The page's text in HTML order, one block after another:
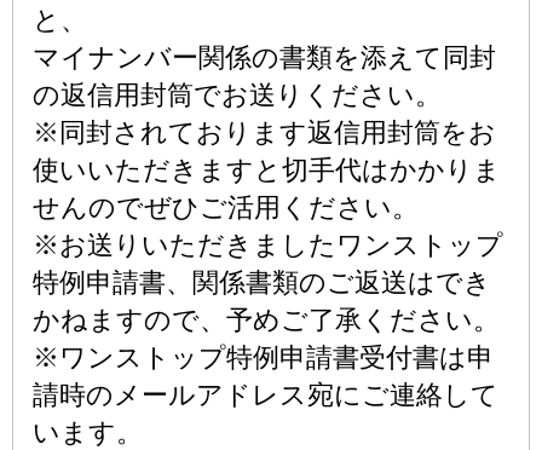
と、
マイナンバー関係の書類を添えて同封
の返信用封筒でお送りください。
※同封されております返信用封筒をお
使いいただきますと切手代はかかりま
せんのでぜひご活用ください。
※お送りいただきましたワンストップ
特例申請書、関係書類のご返送はでき
かねますので、予めご了承ください。
※ワンストップ特例申請書受付書は申
請時のメールアドレス宛にご連絡して
います。